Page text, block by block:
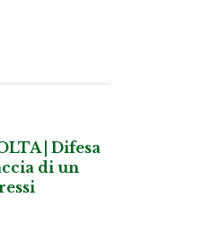
| Difesa
di un